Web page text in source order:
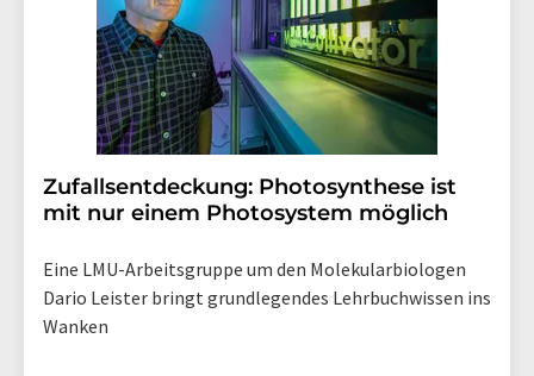
enthalten.
Zufallsentdeckung: Photosynthese ist
mit nur einem Photosystem möglich
Eine LMU-Arbeitsgruppe um den Molekularbiologen
Dario Leister bringt grundlegendes Lehrbuchwissen ins
Wanken